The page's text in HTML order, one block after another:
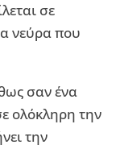
σε
νεύρα που
σαν ένα
ολόκληρη την
την